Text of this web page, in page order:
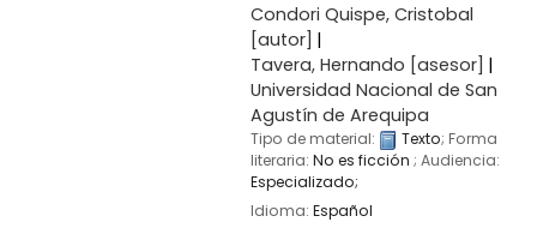
Condori Quispe, Cristobal
[autor]
Tavera, Hernando [asesor]
Universidad Nacional de San
Agustín de Arequipa
Tipo de material: Texto; Forma
literaria: No es ficción ; Audiencia:
Especializado;
Idioma: Español